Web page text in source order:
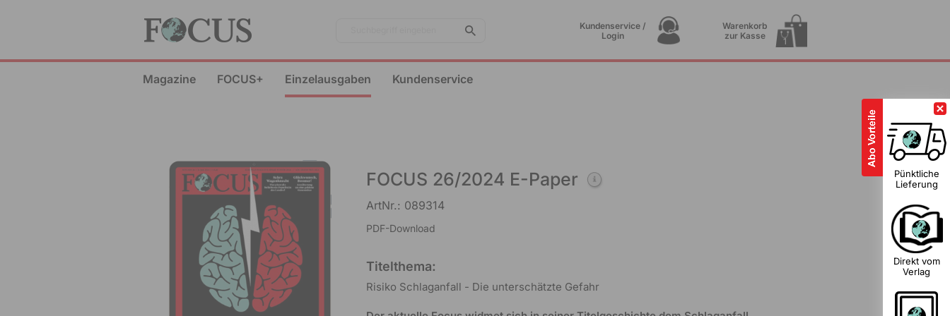
Magazine FOCUS+ Einzelausgaben Kundenservice
Warenkorb
zur Kasse
1
Kundenservice /
Login
FOCUS 26/2024 E-Paper
ArtNr.: 089314
PDF-Download
Titelthema:
Risiko Schlaganfall - Die unterschätzte Gefahr
Pünktliche
Lieferung
Direkt vom
Verlag